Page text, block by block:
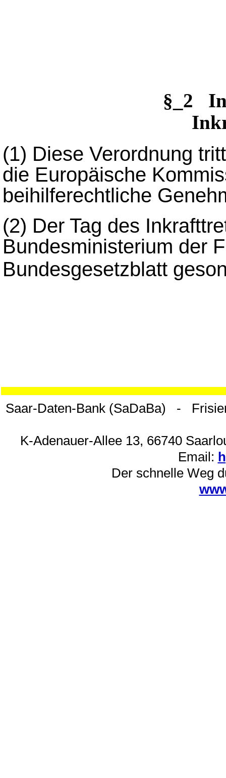
§_2
(1) Diese Verordnung
die Europäische
beihilferechtliche
(2) Der Tag des
Bundesministerium der
Bundesgesetzblatt
Saar-Daten-Bank (SaDaBa) -
K-Adenauer-Allee 13, 66740
Email:
Der schnelle Weg